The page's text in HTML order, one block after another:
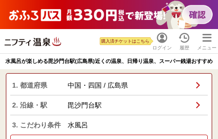
ログイン
購入済チケットはこちら
履歴 メニュー
水風呂が楽しめる毘沙門台駅(広島県)近くの温泉、日帰り温泉、スーパー銭湯おすすめ
1. 都道府県 中国・四国 / 広島県
2. 沿線・駅 毘沙門台駅
3. こだわり条件 水風呂